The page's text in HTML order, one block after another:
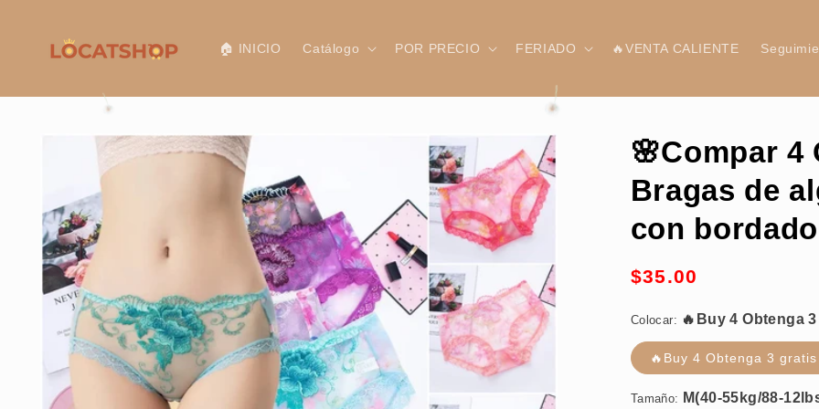
al contenido
🏠 INICIO Catálogo POR PRECIO FERIADO 🔥VENTA CALIENTE
directamente
información
del producto
🌸Compar 4
Bragas de
con
Precio
$35.00
Colocar:
🔥Buy 4 Obtenga 3 gratis (7pcs)
🔥Buy 4 Obtenga 3
Tamaño: